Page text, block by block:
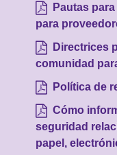
Pautas
para
Directrices
comunidad
Política de
Cómo
seguridad
papel,